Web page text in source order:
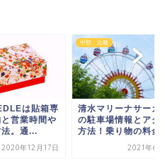
は貼箱専
営業時間や
。通...
2020年12月17日
中部、近畿
清水マリーナサーカ
の駐車場情報とアク
方法！乗り物の料金
2021年6